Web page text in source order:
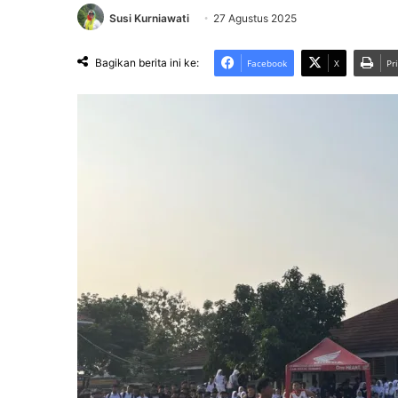
Susi Kurniawati 27 Agustus 2025
Bagikan berita ini ke: Facebook X